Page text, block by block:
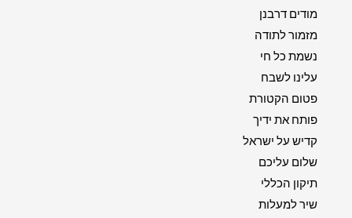
מודים דרבנן
מזמור לתודה
נשמת כל חי
עלינו לשבח
פטום הקטורת
פותח את ידיך
קדיש על ישראל
שלום עליכם
תיקון הכללי
שיר למעלות